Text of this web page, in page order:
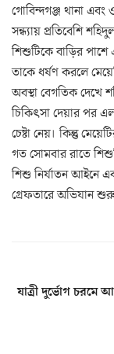
গোবিন্দগঞ্জ থানা
সন্ধ্যায় প্রতিবেশি
শিশুটিকে বাড়ির
তাকে ধর্ষণ করলে
অবস্থা বেগতিক দেখে
চিকিৎসা দেয়ার পর
চেষ্টা নেয়। কিন্তু
গত সোমবার রাতে
শিশু নির্যাতন আইনে
গ্রেফতারে অভিযান
যাত্রী দুর্ভোগ চরমে